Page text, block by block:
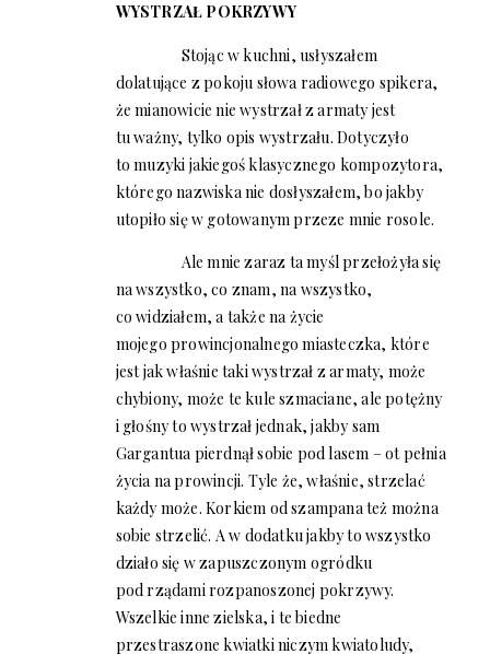
WYSTRZAŁ POKRZYWY
Stojąc w kuchni, usłyszałem
dolatujące z pokoju słowa radiowego spikera,
że mianowicie nie wystrzał z armaty jest
tu ważny, tylko opis wystrzału. Dotyczyło
to muzyki jakiegoś klasycznego kompozytora,
którego nazwiska nie dosłyszałem, bo jakby
utopiło się w gotowanym przeze mnie rosole.
Ale mnie zaraz ta myśl przełożyła się
na wszystko, co znam, na wszystko,
co widziałem, a także na życie
mojego prowincjonalnego miasteczka, które
jest jak właśnie taki wystrzał z armaty, może
chybiony, może te kule szmaciane, ale potężny
i głośny to wystrzał jednak, jakby sam
Gargantua pierdnął sobie pod lasem – ot pełnia
życia na prowincji. Tyle że, właśnie, strzelać
każdy może. Korkiem od szampana też można
sobie strzelić. A w dodatku jakby to wszystko
działo się w zapuszczonym ogródku
pod rządami rozpanoszonej pokrzywy.
Wszelkie inne zielska, i te biedne
przestraszone kwiatki niczym kwiatoludy,